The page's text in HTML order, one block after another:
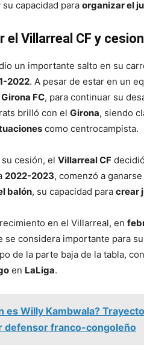
su capacidad para organizar el
el Villarreal CF y
un importante salto en su
2022. A pesar de estar en un
Girona FC, para continuar su
brilló con el Girona, siendo
como centrocampista.
cesión, el Villarreal CF decidió
2022-2023, comenzó a
balón, su capacidad para crear
en el Villarreal, en
se considera importante para su
de la parte baja de la tabla,
en LaLiga.
es Willy Kambwala?
defensor franco-congoleño